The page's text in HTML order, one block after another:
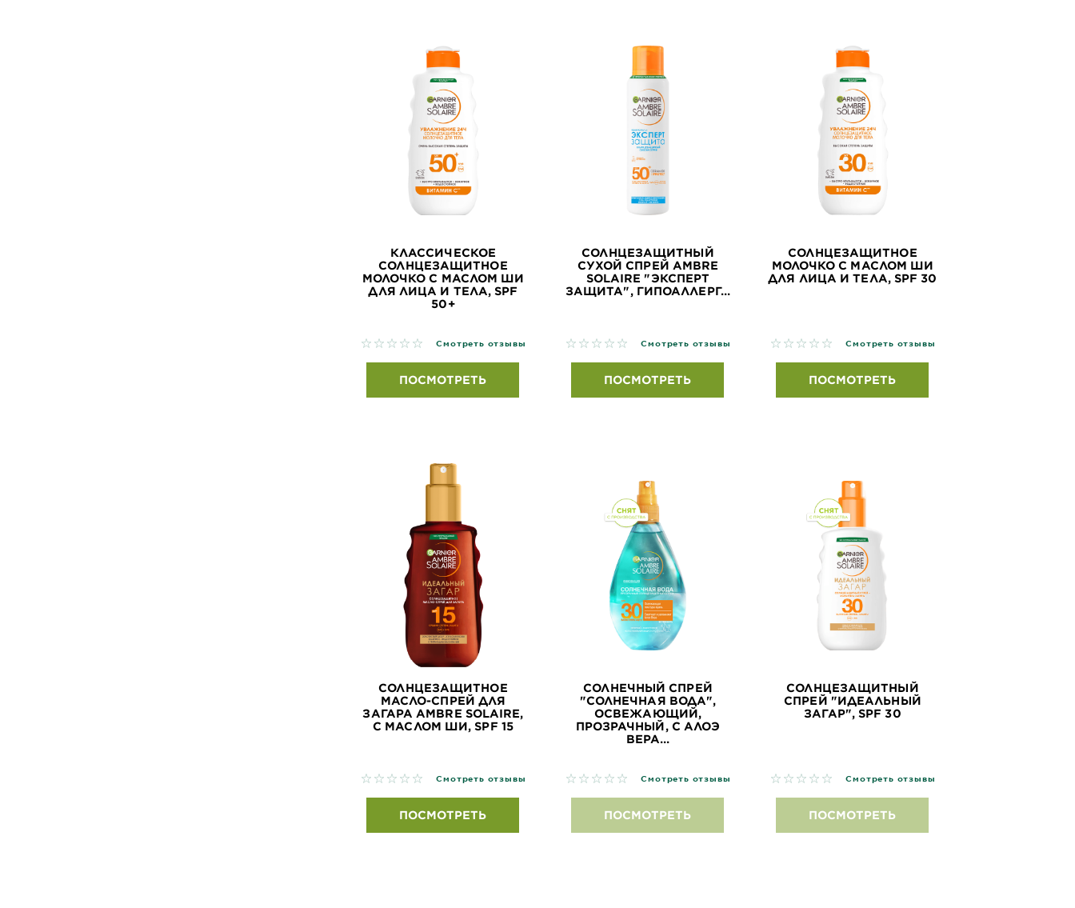
КЛАССИЧЕСКОЕ
СОЛНЦЕЗАЩИТНОЕ
МОЛОЧКО С МАСЛОМ ШИ
ДЛЯ ЛИЦА И ТЕЛА, SPF
50+
No reviews Смотреть отзывы
ПОСМОТРЕТЬ
СОЛНЦЕЗАЩИТНЫЙ
СУХОЙ СПРЕЙ AMBRE
SOLAIRE "ЭКСПЕРТ
ЗАЩИТА", ГИПОАЛЛЕРГ...
No reviews Смотреть отзывы
ПОСМОТРЕТЬ
СОЛНЦЕЗАЩИТНОЕ
МОЛОЧКО С МАСЛОМ ШИ
ДЛЯ ЛИЦА И ТЕЛА, SPF 30
No reviews Смотреть отзывы
ПОСМОТРЕТЬ
СОЛНЦЕЗАЩИТНОЕ
МАСЛО-СПРЕЙ ДЛЯ
ЗАГАРА AMBRE SOLAIRE,
С МАСЛОМ ШИ, SPF 15
No reviews Смотреть отзывы
ПОСМОТРЕТЬ
СОЛНЕЧНЫЙ СПРЕЙ
"СОЛНЕЧНАЯ ВОДА",
ОСВЕЖАЮЩИЙ,
ПРОЗРАЧНЫЙ, С АЛОЭ
ВЕРА...
No reviews Смотреть отзывы
ПОСМОТРЕТЬ
СОЛНЦЕЗАЩИТНЫЙ
СПРЕЙ "ИДЕАЛЬНЫЙ
ЗАГАР", SPF 30
No reviews Смотреть отзывы
ПОСМОТРЕТЬ